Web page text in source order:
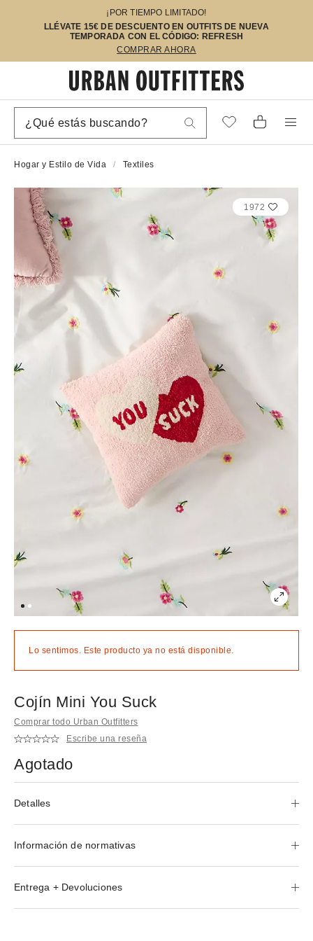
¡POR TIEMPO LIMITADO!
LLÉVATE 15€ DE DESCUENTO EN OUTFITS DE NUEVA
TEMPORADA CON EL CÓDIGO: REFRESH
COMPRAR AHORA
Hogar y Estilo de Vida Textiles
1972
Lo sentimos. Este producto ya no está disponible.
Cojín Mini You Suck
Comprar todo Urban Outfitters
Escribe una reseña
Agotado
Detalles
Información de normativas
Entrega + Devoluciones